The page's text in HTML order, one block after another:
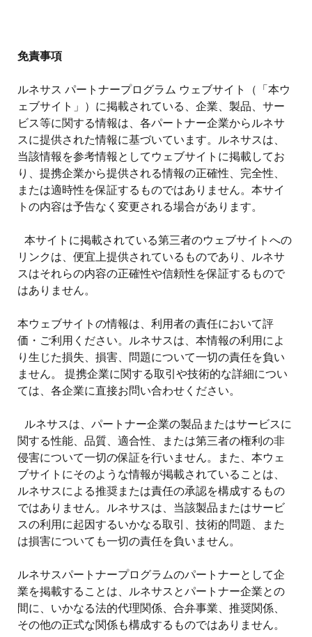
免責事項
ルネサス パートナープログラム ウェブサイト（「本ウ
ェブサイト」）に掲載されている、企業、製品、サー
ビス等に関する情報は、各パートナー企業からルネサ
スに提供された情報に基づいています。ルネサスは、
当該情報を参考情報としてウェブサイトに掲載してお
り、提携企業から提供される情報の正確性、完全性、
または適時性を保証するものではありません。本サイ
トの内容は予告なく変更される場合があります。
本サイトに掲載されている第三者のウェブサイトへの
リンクは、便宜上提供されているものであり、ルネサ
スはそれらの内容の正確性や信頼性を保証するもので
はありません。
本ウェブサイトの情報は、利用者の責任において評
価・ご利用ください。ルネサスは、本情報の利用によ
り生じた損失、損害、問題について一切の責任を負い
ません。 提携企業に関する取引や技術的な詳細につい
ては、各企業に直接お問い合わせください。
ルネサスは、パートナー企業の製品またはサービスに
関する性能、品質、適合性、または第三者の権利の非
侵害について一切の保証を行いません。また、本ウェ
ブサイトにそのような情報が掲載されていることは、
ルネサスによる推奨または責任の承認を構成するもの
ではありません。ルネサスは、当該製品またはサービ
スの利用に起因するいかなる取引、技術的問題、また
は損害についても一切の責任を負いません。
ルネサスパートナープログラムのパートナーとして企
業を掲載することは、ルネサスとパートナー企業との
間に、いかなる法的代理関係、合弁事業、推奨関係、
その他の正式な関係も構成するものではありません。